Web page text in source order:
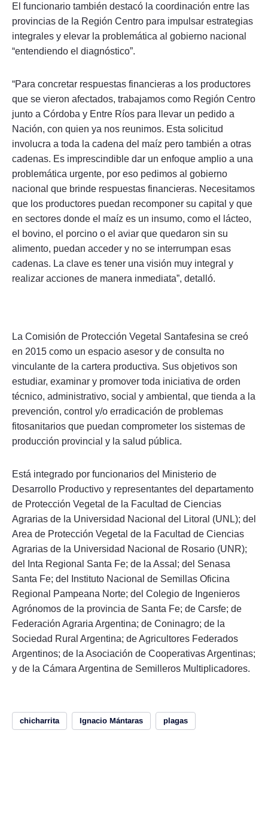
El funcionario también destacó la coordinación entre las
provincias de la Región Centro para impulsar estrategias
integrales y elevar la problemática al gobierno nacional
“entendiendo el diagnóstico”.
“Para concretar respuestas financieras a los productores
que se vieron afectados, trabajamos como Región Centro
junto a Córdoba y Entre Ríos para llevar un pedido a
Nación, con quien ya nos reunimos. Esta solicitud
involucra a toda la cadena del maíz pero también a otras
cadenas. Es imprescindible dar un enfoque amplio a una
problemática urgente, por eso pedimos al gobierno
nacional que brinde respuestas financieras. Necesitamos
que los productores puedan recomponer su capital y que
en sectores donde el maíz es un insumo, como el lácteo,
el bovino, el porcino o el aviar que quedaron sin su
alimento, puedan acceder y no se interrumpan esas
cadenas. La clave es tener una visión muy integral y
realizar acciones de manera inmediata”, detalló.
La Comisión de Protección Vegetal Santafesina se creó
en 2015 como un espacio asesor y de consulta no
vinculante de la cartera productiva. Sus objetivos son
estudiar, examinar y promover toda iniciativa de orden
técnico, administrativo, social y ambiental, que tienda a la
prevención, control y/o erradicación de problemas
fitosanitarios que puedan comprometer los sistemas de
producción provincial y la salud pública.
Está integrado por funcionarios del Ministerio de
Desarrollo Productivo y representantes del departamento
de Protección Vegetal de la Facultad de Ciencias
Agrarias de la Universidad Nacional del Litoral (UNL); del
Area de Protección Vegetal de la Facultad de Ciencias
Agrarias de la Universidad Nacional de Rosario (UNR);
del Inta Regional Santa Fe; de la Assal; del Senasa
Santa Fe; del Instituto Nacional de Semillas Oficina
Regional Pampeana Norte; del Colegio de Ingenieros
Agrónomos de la provincia de Santa Fe; de Carsfe; de
Federación Agraria Argentina; de Coninagro; de la
Sociedad Rural Argentina; de Agricultores Federados
Argentinos; de la Asociación de Cooperativas Argentinas;
y de la Cámara Argentina de Semilleros Multiplicadores.
chicharrita Ignacio Mántaras plagas